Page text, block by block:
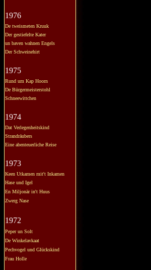
1976
De tweismeten Kruuk
Der gestiefelte Kater
un baven wahnen Engels
Der Schweinehirt
1975
Rund um Kap Hoorn
De Bürgermeisterstohl
Schneewittchen
1974
Dat Verlegenheitskind
Strandräubers
Eine abenteuerliche Reise
1973
Keen Utkamen mit't Inkamen
Hase und Igel
En Miljonär in't Huus
Zwerg Nase
1972
Peper un Solt
De Winkelavkaat
Pechvogel und Glückskind
Frau Holle